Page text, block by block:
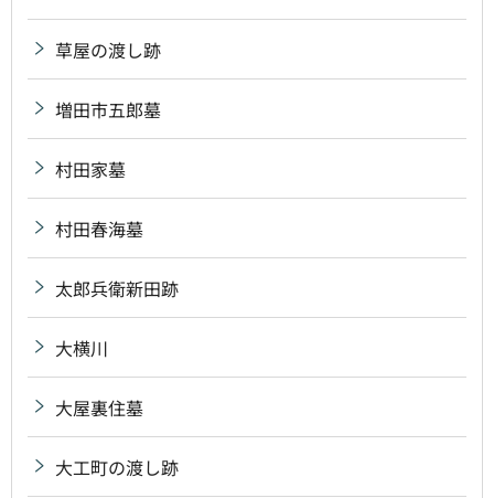
草屋の渡し跡
増田市五郎墓
村田家墓
村田春海墓
太郎兵衛新田跡
大横川
大屋裏住墓
大工町の渡し跡